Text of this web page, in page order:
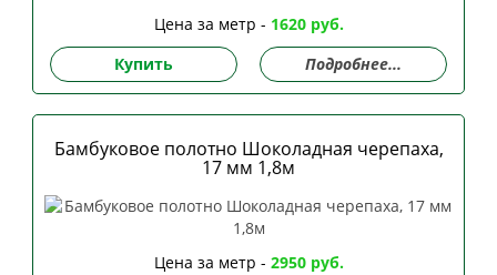
Цена за метр - 1620 руб.
Купить
Подробнее...
Бамбуковое полотно Шоколадная черепаха,
17 мм 1,8м
Цена за метр - 2950 руб.